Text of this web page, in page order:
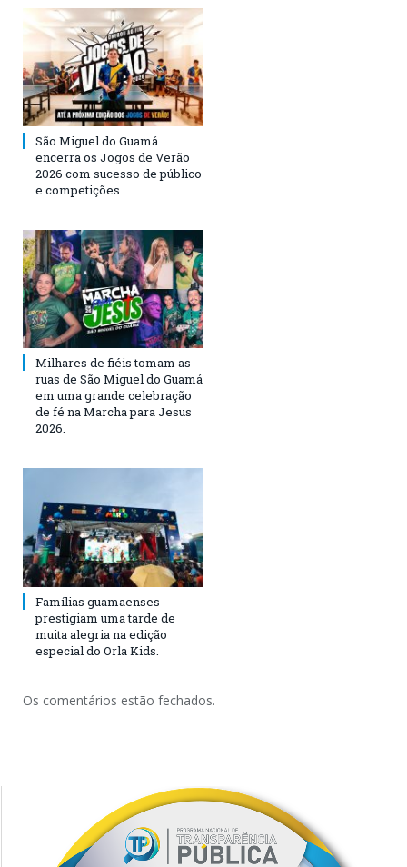
São Miguel do Guamá
encerra os Jogos de Verão
2026 com sucesso de público
e competições.
Milhares de fiéis tomam as
ruas de São Miguel do Guamá
em uma grande celebração
de fé na Marcha para Jesus
2026.
Famílias guamaenses
prestigiam uma tarde de
muita alegria na edição
especial do Orla Kids.
Os comentários estão fechados.